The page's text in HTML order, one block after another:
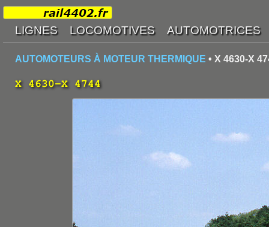
AUTOMOTEURS À MOTEUR THERMIQUE • X 4630-X
X 4630-X 4744